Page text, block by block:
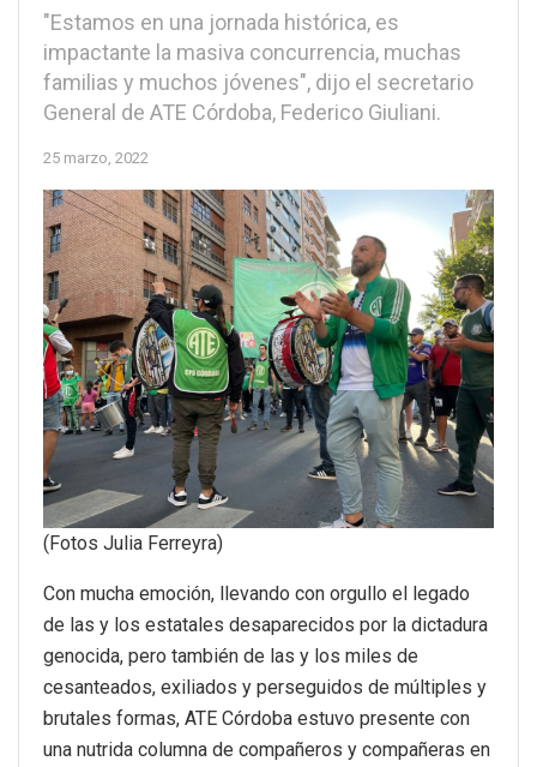
"Estamos en una jornada histórica, es
impactante la masiva concurrencia, muchas
familias y muchos jóvenes", dijo el secretario
General de ATE Córdoba, Federico Giuliani.
25 marzo, 2022
(Fotos Julia Ferreyra)
Con mucha emoción, llevando con orgullo el legado
de las y los estatales desaparecidos por la dictadura
genocida, pero también de las y los miles de
cesanteados, exiliados y perseguidos de múltiples y
brutales formas, ATE Córdoba estuvo presente con
una nutrida columna de compañeros y compañeras en